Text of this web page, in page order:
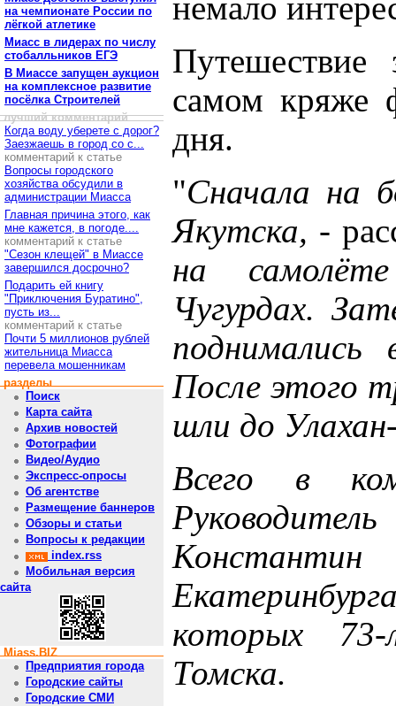
на чемпионате России по
лёгкой атлетике
Миасс в лидерах по числу
стобалльников ЕГЭ
В Миассе запущен аукцион
на комплексное развитие
посёлка Строителей
лучший комментарий
Когда воду уберете с дорог?
Заезжаешь в город со с...
комментарий к статье
Вопросы городского
хозяйства обсудили в
администрации Миасса
Главная причина этого, как
мне кажется, в погоде....
комментарий к статье
"Сезон клещей" в Миассе
завершился досрочно?
Подарить ей книгу
"Приключения Буратино",
пусть из...
комментарий к статье
Почти 5 миллионов рублей
жительница Миасса
перевела мошенникам
разделы
Поиск
Карта сайта
Архив новостей
Фотографии
Видео/Аудио
Экспресс-опросы
Об агентстве
Размещение баннеров
Обзоры и статьи
Вопросы к редакции
index.rss
Мобильная версия
сайта
Miass.BIZ
Предприятия города
Городские сайты
Городские СМИ
немало
самом кряже
дня.
"Сначала на
Якутска, -
на
Чугурдах.
поднимались
После этого
шли до
Всего в
которых 73-
Томска.